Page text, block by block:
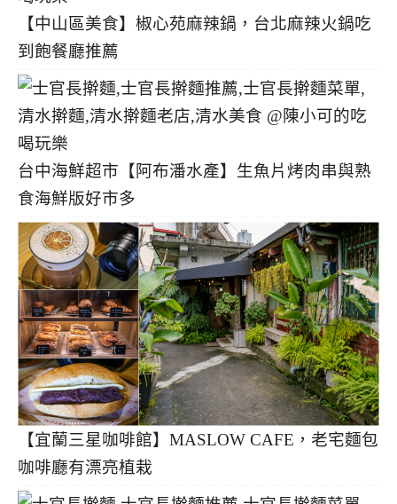
【中山區美食】椒心苑麻辣鍋，台北麻辣火鍋吃
到飽餐廳推薦
台中海鮮超市【阿布潘水產】生魚片烤肉串與熟
食海鮮版好市多
【宜蘭三星咖啡館】MASLOW CAFE，老宅麵包
咖啡廳有漂亮植栽